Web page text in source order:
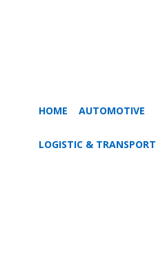
HOME AUTOMOTIVE
LOGISTIC & TRANSPORT